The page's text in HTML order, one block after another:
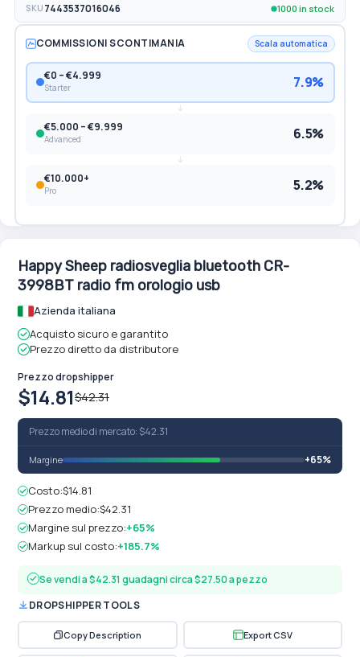
SKU 7443537016046 1000 in stock
COMMISSIONI SCONTIMANIA Scala automatica
€0 – €4.999
Starter 7.9%
€5.000 – €9.999
Advanced 6.5%
€10.000+
Pro 5.2%
Happy Sheep radiosveglia bluetooth CR-
3998BT radio fm orologio usb
Azienda italiana
Acquisto sicuro e garantito
Prezzo diretto da distributore
Prezzo dropshipper
$14.81$42.31
Prezzo medio di mercato: $42.31
Margine +65%
Costo:$14.81
Prezzo medio:$42.31
Margine sul prezzo:+65%
Markup sul costo:+185.7%
Se vendi a $42.31 guadagni circa $27.50 a pezzo
DROPSHIPPER TOOLS
Copy Description Export CSV